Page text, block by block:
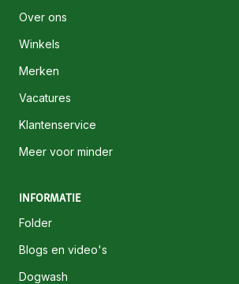
Over ons
Winkels
Merken
Vacatures
Klantenservice
Meer voor minder
INFORMATIE
Folder
Blogs en video's
Dogwash